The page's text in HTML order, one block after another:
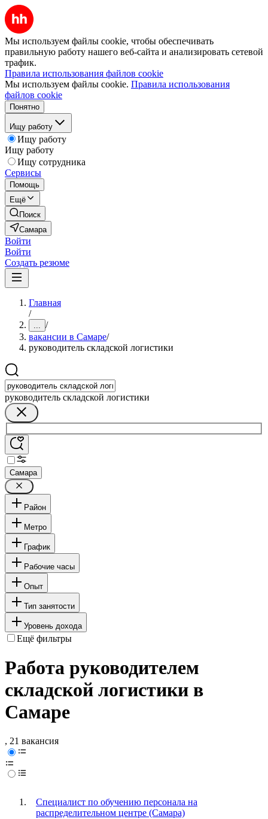
Мы используем файлы cookie, чтобы обеспечивать
правильную работу нашего веб-сайта и анализировать сетевой
трафик.
Правила использования файлов cookie
Мы используем файлы cookie. Правила использования
файлов cookie
Понятно
Ищу работу
Ищу работу
Ищу работу
Ищу сотрудника
Сервисы
Помощь
Ещё
Поиск
Самара
Войти
Войти
Создать резюме
Главная
/
... /
вакансии в Самаре/
руководитель складской логистики
руководитель складской логистики
Самара
Район
Метро
График
Рабочие часы
Опыт
Тип занятости
Уровень дохода
Ещё фильтры
Работа руководителем
складской логистики в
Самаре
, 21 вакансия
Специалист по обучению персонала на
распределительном центре (Самара)